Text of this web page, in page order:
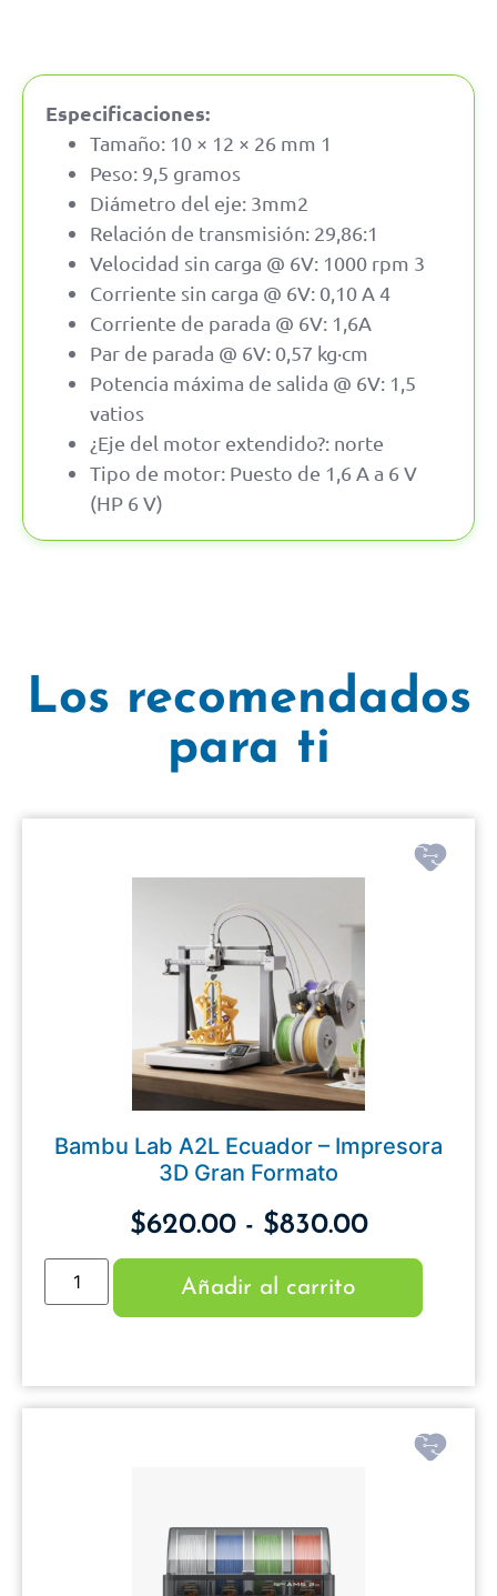
Especificaciones:
Tamaño: 10 × 12 × 26 mm 1
Peso: 9,5 gramos
Diámetro del eje: 3mm2
Relación de transmisión: 29,86:1
Velocidad sin carga @ 6V: 1000 rpm 3
Corriente sin carga @ 6V: 0,10 A 4
Corriente de parada @ 6V: 1,6A
Par de parada @ 6V: 0,57 kg·cm
Potencia máxima de salida @ 6V: 1,5
vatios
¿Eje del motor extendido?: norte
Tipo de motor: Puesto de 1,6 A a 6 V
(HP 6 V)
Los recomendados
para ti
Bambu Lab A2L Ecuador – Impresora
3D Gran Formato
$620.00 - $830.00
Añadir al carrito